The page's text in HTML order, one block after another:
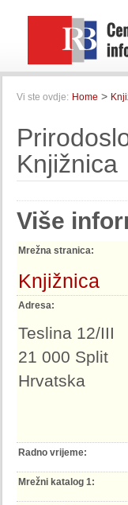
Vi ste ovdje: Home >
Knjižnica
Više
Mrežna stranica:
Knjižnica
Adresa:
Teslina 12/III
21 000 Split
Hrvatska
Radno vrijeme:
Mrežni katalog 1: